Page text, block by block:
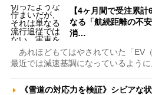
【4ヶ月間で受注累
なる「航続距離の不
消…
あれほどもてはやされていた「EV
最近では減速基調になっているよう
《雪道の対応力を検証》シビアな